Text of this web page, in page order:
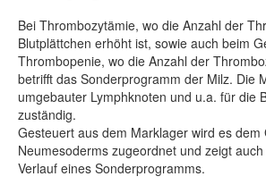
Bei Thrombozytämie, wo die Anzahl der
Blutplättchen erhöht ist, sowie auch beim
Thrombopenie, wo die Anzahl der
betrifft das Sonderprogramm der Milz. Die
umgebauter Lymphknoten und u.a. für die
zuständig.
Gesteuert aus dem Marklager wird es dem
Neumesoderms zugeordnet und zeigt
Verlauf eines Sonderprogramms.